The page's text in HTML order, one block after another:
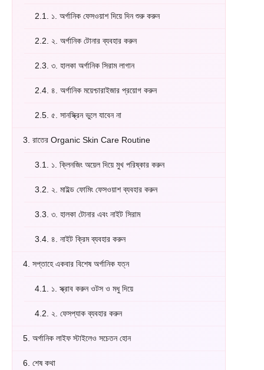
2.1. ১. অর্গানিক ফেসওয়াশ দিয়ে দিন শুরু করুন
2.2. ২. অর্গানিক টোনার ব্যবহার করুন
2.3. ৩. হালকা অর্গানিক সিরাম লাগান
2.4. ৪. অর্গানিক ময়েশ্চারাইজার প্রয়োগ করুন
2.5. ৫. সানস্ক্রিন ভুলে যাবেন না
3. রাতের Organic Skin Care Routine
3.1. ১. ক্লিনজিং অয়েল দিয়ে মুখ পরিষ্কার করুন
3.2. ২. মাইল্ড ফোমিং ফেসওয়াশ ব্যবহার করুন
3.3. ৩. হালকা টোনার এবং নাইট সিরাম
3.4. ৪. নাইট ক্রিম ব্যবহার করুন
4. সপ্তাহে একবার বিশেষ অর্গানিক যত্ন
4.1. ১. স্ক্রাব করুন ওটস ও মধু দিয়ে
4.2. ২. ফেসপ্যাক ব্যবহার করুন
5. অর্গানিক লাইফ স্টাইলেও সচেতন হোন
6. শেষ কথা